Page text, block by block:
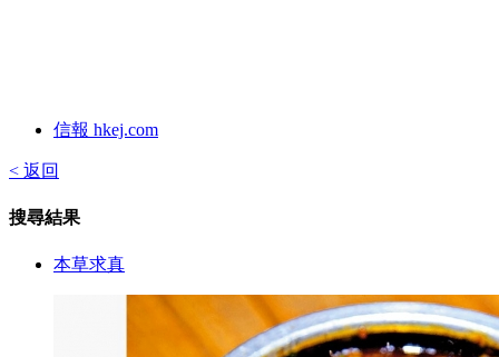
信報 hkej.com
< 返回
搜尋結果
本草求真